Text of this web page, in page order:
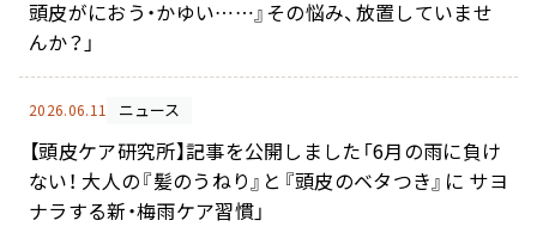
サプリメント シナジ
ー
サプリメント オールイ
ンワン
頭皮がにおう・かゆい……』その悩み、放置していませ
んか？」
2026.06.11 ニュース
【頭皮ケア研究所】記事を公開しました「6月の雨に負け
ない！ 大人の『髪のうねり』と『頭皮のベタつき』に サヨ
ナラする新・梅雨ケア習慣」